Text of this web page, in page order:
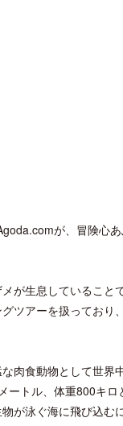
が、冒険心
が生息していること
ツアーを扱っており
肉食動物として世界
トル、体重800キロ
が泳ぐ海に飛び込む